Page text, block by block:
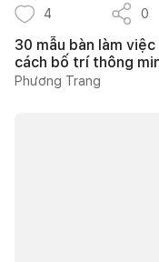
4 0
30 mẫu bàn làm
cách bố trí thông
Phương Trang